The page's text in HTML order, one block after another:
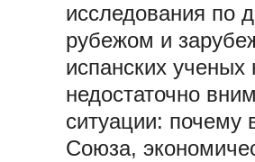
исследования по
рубежом и
испанских
недостаточно
ситуации: почему
Союза,